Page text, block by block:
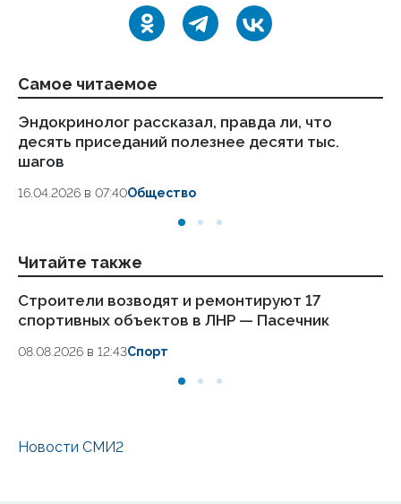
Самое читаемое
Эндокринолог рассказал, правда ли, что
десять приседаний полезнее десяти тыс.
шагов
16.04.2026 в 07:40Общество
Читайте также
Строители возводят и ремонтируют 17
спортивных объектов в ЛНР — Пасечник
08.08.2026 в 12:43Спорт
Новости СМИ2